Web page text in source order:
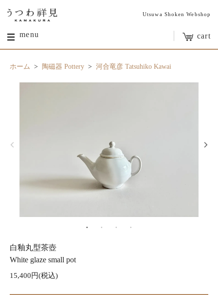
Utsuwa Shoken Webshop
menu cart
ホーム > 陶磁器 Pottery > 河合竜彦 Tatsuhiko Kawai
白釉丸型茶壺
White glaze small pot
15,400円(税込)